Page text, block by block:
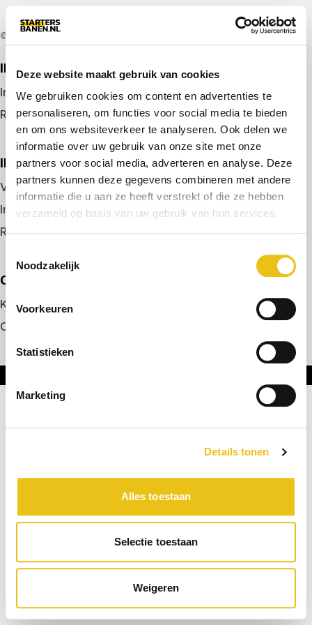
Deze website maakt gebruik van cookies
We gebruiken cookies om content en advertenties te
personaliseren, om functies voor social media te bieden
en om ons websiteverkeer te analyseren. Ook delen we
informatie over uw gebruik van onze site met onze
partners voor social media, adverteren en analyse. Deze
partners kunnen deze gegevens combineren met andere
informatie die u aan ze heeft verstrekt of die ze hebben
verzameld op basis van uw gebruik van hun services.
Noodzakelijk
Voorkeuren
Statistieken
Marketing
Details tonen
Alles toestaan
Selectie toestaan
Weigeren
© 2026 door startersbanen.nl
IK ZOEK EEN BAAN
Inloggen
Registreren
IK BEN WERKGEVER
Vacature plaatsen
Inloggen
Registreren
OVER ONS
Kennismaken met MELON
Contact